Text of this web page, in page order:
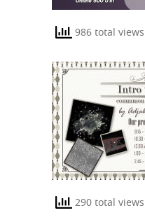
986 total views
290 total views